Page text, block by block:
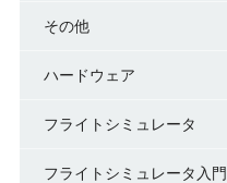
その他
ハードウェア
フライトシミュレータ
フライトシミュレータ入門